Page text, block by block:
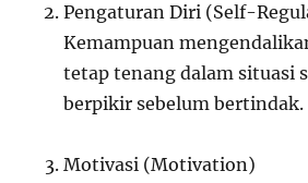
Pengaturan Diri (Self-
Kemampuan
tetap tenang dalam situasi
berpikir sebelum bertindak.
Motivasi (Motivation)